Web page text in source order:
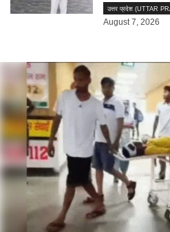
उत्तर प्रदेश (UTTAR
August 7, 2026